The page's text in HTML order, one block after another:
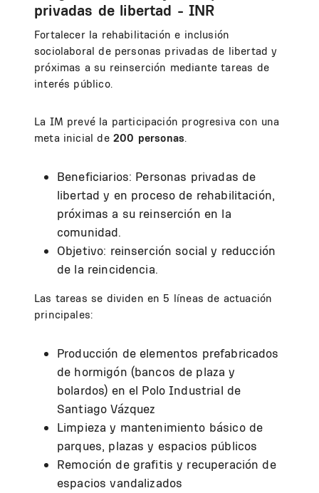
privadas de libertad - INR
Fortalecer la rehabilitación e inclusión
sociolaboral de personas privadas de libertad y
próximas a su reinserción mediante tareas de
interés público.
La IM prevé la participación progresiva con una
meta inicial de 200 personas.
Beneficiarios: Personas privadas de
libertad y en proceso de rehabilitación,
próximas a su reinserción en la
comunidad.
Objetivo: reinserción social y reducción
de la reincidencia.
Las tareas se dividen en 5 líneas de actuación
principales:
Producción de elementos prefabricados
de hormigón (bancos de plaza y
bolardos) en el Polo Industrial de
Santiago Vázquez
Limpieza y mantenimiento básico de
parques, plazas y espacios públicos
Remoción de grafitis y recuperación de
espacios vandalizados